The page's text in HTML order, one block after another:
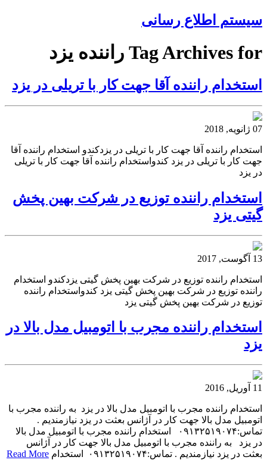
سیستم اطلاع رسانی
Tag Archives for راننده یزد
استخدام راننده آقا جهت کار با تریلی در یزد
07 ژانویه, 2018
استخدام راننده آقا جهت کار با تریلی در یزدکندو استخدام راننده آقا
جهت کار با تریلی در یزد کندواستخدام راننده آقا جهت کار با تریلی
در یزد
استخدام راننده توزیع در شرکت بهین پخش
گیتی یزد
13 آگوست, 2017
استخدام راننده توزیع در شرکت بهین پخش گیتی یزدکندو استخدام
راننده توزیع در شرکت بهین پخش گیتی یزد کندواستخدام راننده
توزیع در شرکت بهین پخش گیتی یزد
استخدام راننده مجرب با اتومبیل مدل بالا در
یزد
11 آوریل, 2016
استخدام راننده مجرب با اتومبیل مدل بالا در یزد به راننده مجرب با
اتومبیل مدل بالا جهت کار در آژانس بعثت در یزد نیازمندیم .
تماس:۰۹۱۳۲۵۱۹۰۷۴ استخدام راننده مجرب با اتومبیل مدل بالا
در یزد به راننده مجرب با اتومبیل مدل بالا جهت کار در آژانس
بعثت در یزد نیازمندیم . تماس:۰۹۱۳۲۵۱۹۰۷۴ استخدام
Read More